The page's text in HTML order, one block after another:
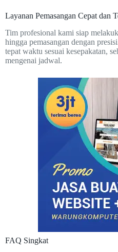
Layanan Pemasangan Cepat dan
Tim profesional kami siap
hingga pemasangan dengan
tepat waktu sesuai kesepakatan,
mengenai jadwal.
FAQ Singkat